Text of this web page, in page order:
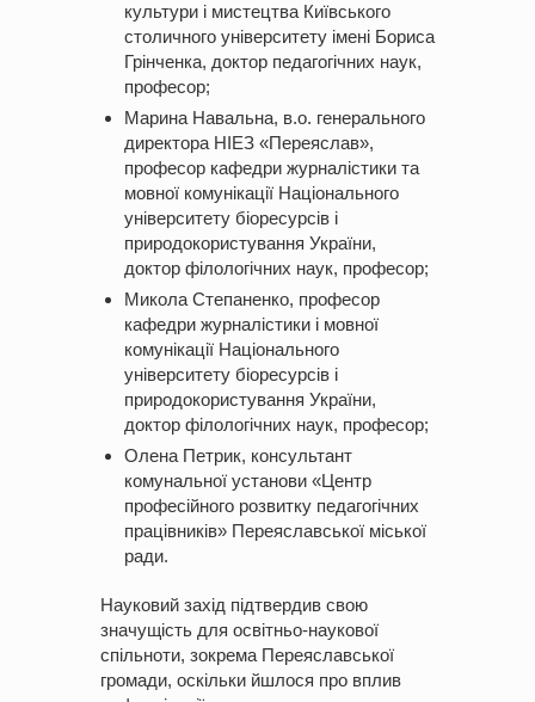
культури і мистецтва Київського
столичного університету імені Бориса
Грінченка, доктор педагогічних наук,
професор;
Марина Навальна, в.о. генерального
директора НІЕЗ «Переяслав»,
професор кафедри журналістики та
мовної комунікації Національного
університету біоресурсів і
природокористування України,
доктор філологічних наук, професор;
Микола Степаненко, професор
кафедри журналістики і мовної
комунікації Національного
університету біоресурсів і
природокористування України,
доктор філологічних наук, професор;
Олена Петрик, консультант
комунальної установи «Центр
професійного розвитку педагогічних
працівників» Переяславської міської
ради.
Науковий захід підтвердив свою
значущість для освітньо-наукової
спільноти, зокрема Переяславської
громади, оскільки йшлося про вплив